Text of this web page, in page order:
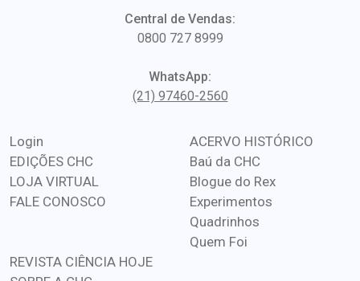
Central de Vendas:
0800 727 8999
WhatsApp:
(21) 97460-2560
Login
EDIÇÕES CHC
LOJA VIRTUAL
FALE CONOSCO
ACERVO HISTÓRICO
Baú da CHC
Blogue do Rex
Experimentos
Quadrinhos
Quem Foi
REVISTA CIÊNCIA HOJE